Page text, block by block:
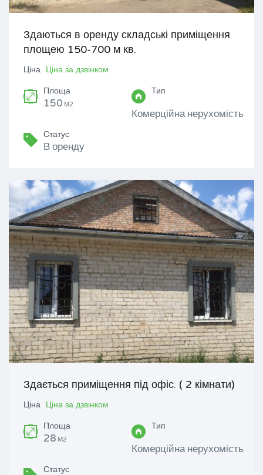
Здаються в оренду складські приміщення
площею 150-700 м кв.
Ціна Ціна за дзвінком
Площа
150 М2
Тип
Комерційна нерухомість
Статус
В оренду
Здається приміщення під офіс. ( 2 кімнати)
Ціна Ціна за дзвінком
Площа
28 М2
Тип
Комерційна нерухомість
Статус